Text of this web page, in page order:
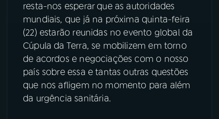
resta-nos esperar que as autoridades
mundiais, que já na próxima quinta-feira
(22) estarão reunidas no evento global da
Cúpula da Terra, se mobilizem em torno
de acordos e negociações com o nosso
país sobre essa e tantas outras questões
que nos afligem no momento para além
da urgência sanitária.